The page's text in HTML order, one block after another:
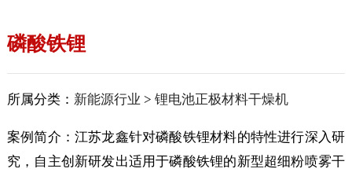
磷酸铁锂
所属分类： 新能源行业 > 锂电池正极材料干燥机
案例简介：江苏龙鑫针对磷酸铁锂材料的特性进行深入研
究，自主创新研发出适用于磷酸铁锂的新型超细粉喷雾干